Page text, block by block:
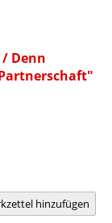
Denn
hinzufügen